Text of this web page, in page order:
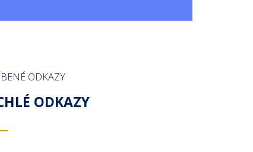
ODKAZY
ODKAZY